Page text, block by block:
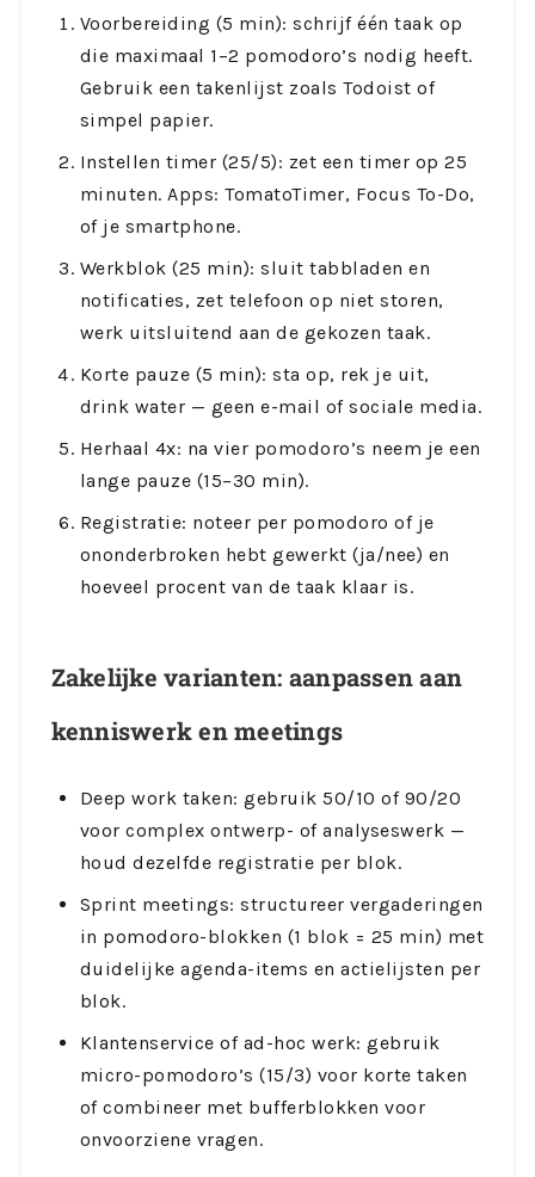
Voorbereiding (5 min): schrijf één taak op
die maximaal 1–2 pomodoro’s nodig heeft.
Gebruik een takenlijst zoals Todoist of
simpel papier.
Instellen timer (25/5): zet een timer op 25
minuten. Apps: TomatoTimer, Focus To-Do,
of je smartphone.
Werkblok (25 min): sluit tabbladen en
notificaties, zet telefoon op niet storen,
werk uitsluitend aan de gekozen taak.
Korte pauze (5 min): sta op, rek je uit,
drink water — geen e-mail of sociale media.
Herhaal 4x: na vier pomodoro’s neem je een
lange pauze (15–30 min).
Registratie: noteer per pomodoro of je
ononderbroken hebt gewerkt (ja/nee) en
hoeveel procent van de taak klaar is.
Zakelijke varianten: aanpassen aan
kenniswerk en meetings
Deep work taken: gebruik 50/10 of 90/20
voor complex ontwerp- of analyseswerk —
houd dezelfde registratie per blok.
Sprint meetings: structureer vergaderingen
in pomodoro-blokken (1 blok = 25 min) met
duidelijke agenda-items en actielijsten per
blok.
Klantenservice of ad-hoc werk: gebruik
micro-pomodoro’s (15/3) voor korte taken
of combineer met bufferblokken voor
onvoorziene vragen.